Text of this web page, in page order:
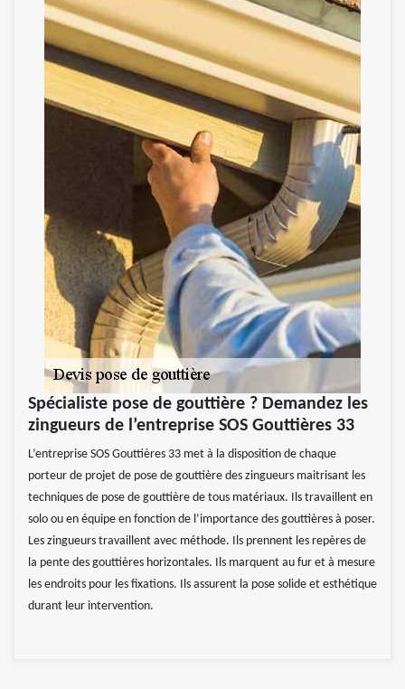
Spécialiste pose de gouttière ? Demandez les
zingueurs de l’entreprise SOS Gouttières 33
L’entreprise SOS Gouttières 33 met à la disposition de chaque
porteur de projet de pose de gouttière des zingueurs maitrisant les
techniques de pose de gouttière de tous matériaux. Ils travaillent en
solo ou en équipe en fonction de l’importance des gouttières à poser.
Les zingueurs travaillent avec méthode. Ils prennent les repères de
la pente des gouttières horizontales. Ils marquent au fur et à mesure
les endroits pour les fixations. Ils assurent la pose solide et esthétique
durant leur intervention.